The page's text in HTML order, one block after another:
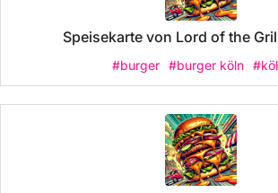
Speisekarte von Lord of the
#burger #burger köln